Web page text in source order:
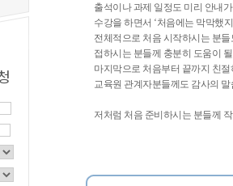
출석이나 과제 일정도 미리 안내
수강을 하면서 ‘처음에는 막막했
전체적으로 처음 시작하시는 분
접하시는 분들께 충분히 도움이
마지막으로 처음부터 끝까지 친
교육원 관계자분들께도 감사의
저처럼 처음 준비하시는 분들께